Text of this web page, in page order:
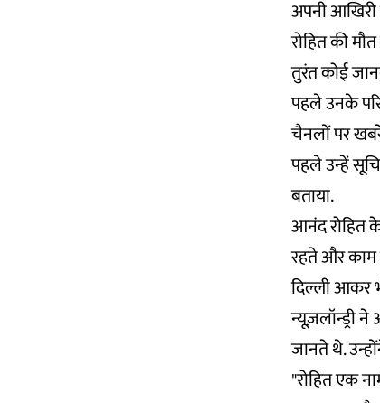
अपनी आखिरी
रोहित की
तुरंत कोई
पहले उनके
चैनलों पर
पहले उन्हें
बताया.
आनंद रोहित के
रहते और काम
दिल्ली आकर
न्यूज़लॉन्ड्री
जानते थे.
"रोहित एक